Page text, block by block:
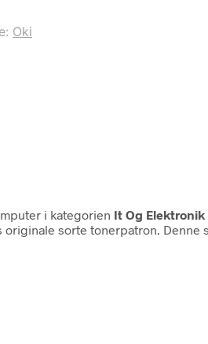
Oki
i kategorien It Og Elektronik
sorte tonerpatron.